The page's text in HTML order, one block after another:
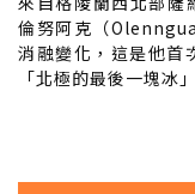
倫努阿克（
消融變化，這是他首
「北極的最後一塊冰